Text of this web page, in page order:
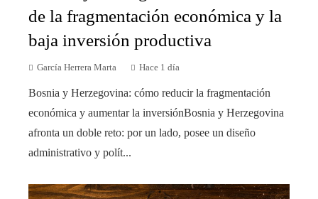
de la fragmentación económica y la
baja inversión productiva
García Herrera Marta Hace 1 día
Bosnia y Herzegovina: cómo reducir la fragmentación
económica y aumentar la inversiónBosnia y Herzegovina
afronta un doble reto: por un lado, posee un diseño
administrativo y polít...